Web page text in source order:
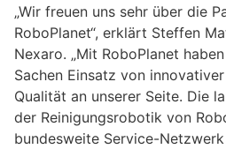
„Wir freuen uns sehr über die
RoboPlanet“, erklärt Steffen
Nexaro. „Mit RoboPlanet
Sachen Einsatz von
Qualität an unserer Seite. Die
der Reinigungsrobotik von
bundesweite Service-